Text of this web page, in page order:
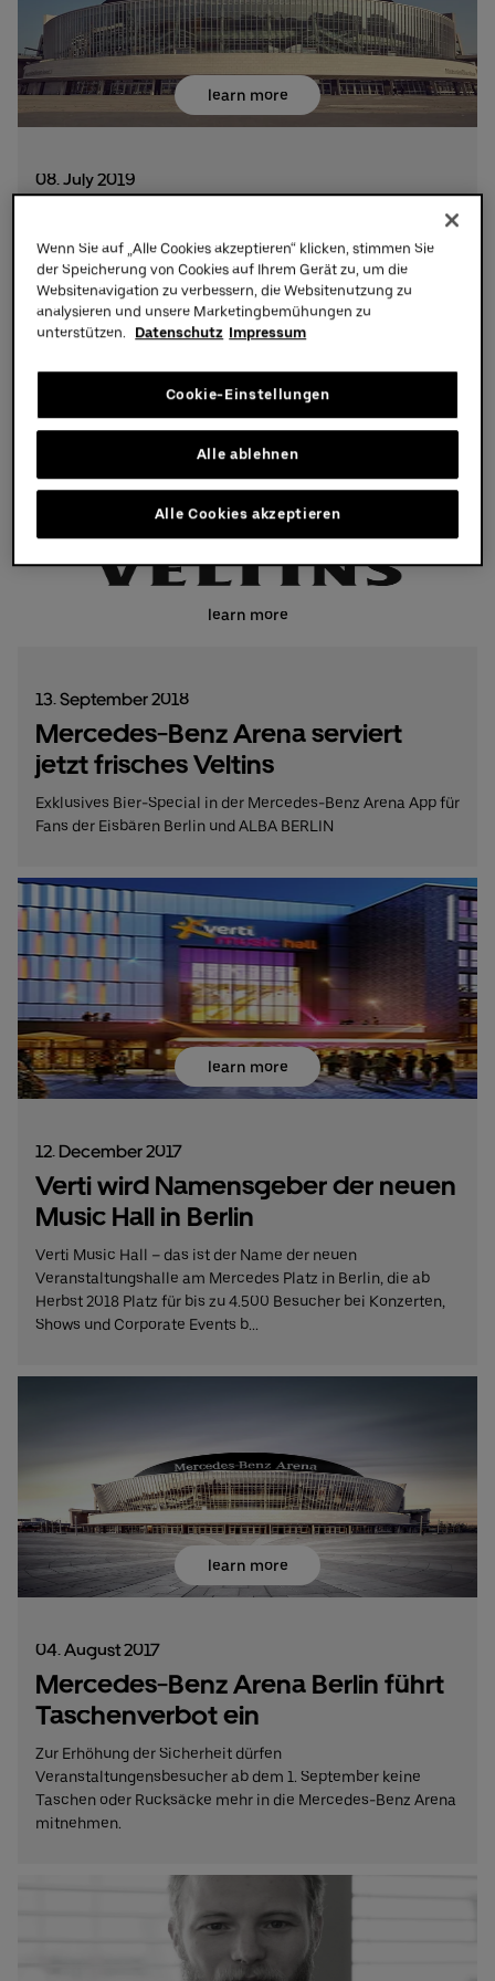
Partners
learn more
08. July 2019
Benz Arena Berlin
Meilenstein beim Konzert von Christina Aguilera
Mit dem Konzert von Christina Aguliera am 11. Juli 2019,
feiert die Mercedes-Benz Arena gleichzeitig auch die 1.500
Meilenstein bereits im elf...
learn more
13. September 2018
Mercedes-Benz Arena serviert
jetzt frisches Veltins
Exklusives Bier-Special in der Mercedes-Benz Arena App für
Fans der Eisbären Berlin und ALBA BERLIN
learn more
12. December 2017
Verti wird Namensgeber der neuen
Music Hall in Berlin
Verti Music Hall – das ist der Name der neuen
Veranstaltungshalle am Mercedes Platz in Berlin, die ab
Herbst 2018 Platz für bis zu 4.500 Besucher bei Konzerten,
Shows und Corporate Events b...
learn more
04. August 2017
Mercedes-Benz Arena Berlin führt
Taschenverbot ein
Zur Erhöhung der Sicherheit dürfen
Veranstaltungensbesucher ab dem 1. September keine
Taschen oder Rucksäcke mehr in die Mercedes-Benz Arena
mitnehmen.
Wenn Sie auf „Alle Cookies akzeptieren“ klicken, stimmen Sie
der Speicherung von Cookies auf Ihrem Gerät zu, um die
Websitenavigation zu verbessern, die Websitenutzung zu
analysieren und unsere Marketingbemühungen zu
unterstützen.
Datenschutz Impressum
Cookie-Einstellungen
Alle ablehnen
Alle Cookies akzeptieren